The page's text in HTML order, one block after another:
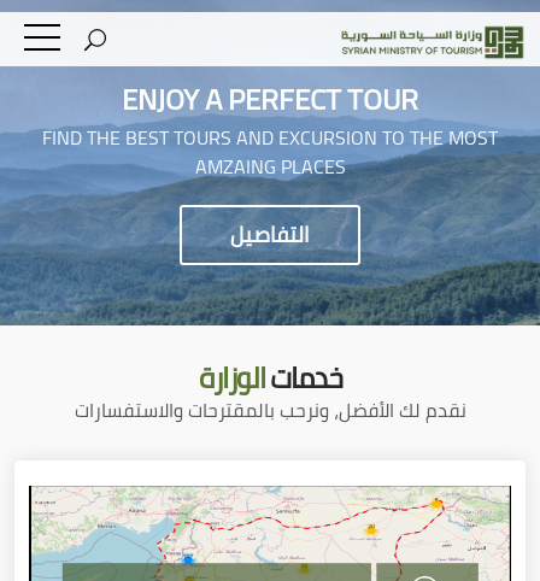
ENJOY A PERFECT TOUR
FIND THE BEST TOURS AND EXCURSION TO THE MOST
AMZAING PLACES
التفاصيل
خدماتالوزارة
نقدم لك الأفضل، ونرحب بالمقترحات والاستفسارات